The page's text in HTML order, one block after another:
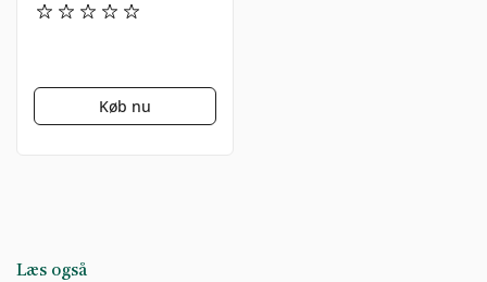
Køb nu
Læs også